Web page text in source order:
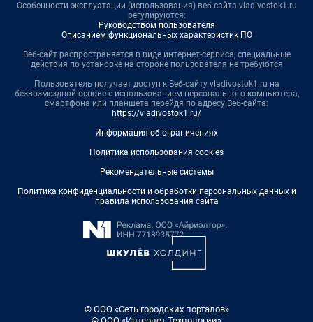
Особенности эксплуатации (использования) веб-сайта vladivostok1.ru
регулируются:
Руководством пользователя
Описанием функциональных характеристик ПО
Веб-сайт распространяется в виде интернет-сервиса, специальные
действия по установке на стороне пользователя не требуются
Пользователь получает доступ к Веб-сайту vladivostok1.ru на
безвозмездной основе с использованием персонального компьютера,
смартфона или планшета перейдя по адресу Веб-сайта:
https://vladivostok1.ru/
Информация об ограничениях
Политика использования cookies
Рекомендательные системы
Политика конфиденциальности и обработки персональных данных и
правила использования сайта
© ООО «Сеть городских порталов»